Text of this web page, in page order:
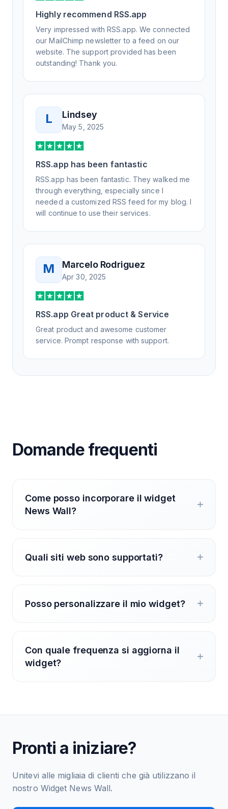
that my users understand and find value in.
Honestly, it has been an exceptional
experience, and I will be pushing everyone I
know to RSS.app for their RSS needs.
Highly recommend RSS.app
Very impressed with RSS.app. We connected
our MailChimp newsletter to a feed on our
website. The support provided has been
outstanding! Thank you.
L Lindsey
May 5, 2025
RSS.app has been fantastic
RSS.app has been fantastic. They walked me
through everything, especially since I
needed a customized RSS feed for my blog. I
will continue to use their services.
M Marcelo Rodriguez
Apr 30, 2025
RSS.app Great product & Service
Great product and awesome customer
service. Prompt response with support.
Domande frequenti
Come posso incorporare il widget
News Wall?
Quali siti web sono supportati?
Posso personalizzare il mio widget?
Con quale frequenza si aggiorna il
widget?
Pronti a iniziare?
Unitevi alle migliaia di clienti che già utilizzano il
nostro Widget News Wall.